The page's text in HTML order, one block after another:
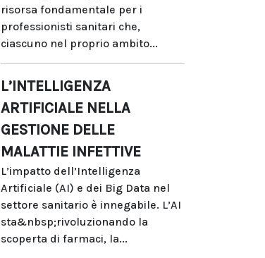
risorsa fondamentale per i
professionisti sanitari che,
ciascuno nel proprio ambito...
L’INTELLIGENZA
ARTIFICIALE NELLA
GESTIONE DELLE
MALATTIE INFETTIVE
L’impatto dell’Intelligenza
Artificiale (AI) e dei Big Data nel
settore sanitario è innegabile. L’AI
sta&nbsp;rivoluzionando la
scoperta di farmaci, la...